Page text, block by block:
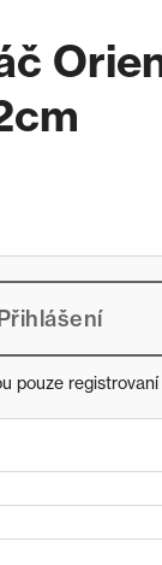
pouze registrovaní